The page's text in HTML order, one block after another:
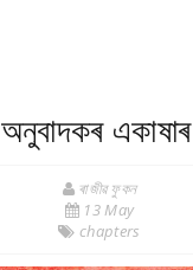
অনুবাদকৰ একাষাৰ
ৰাজীৱ ফুকন
13 May
chapters